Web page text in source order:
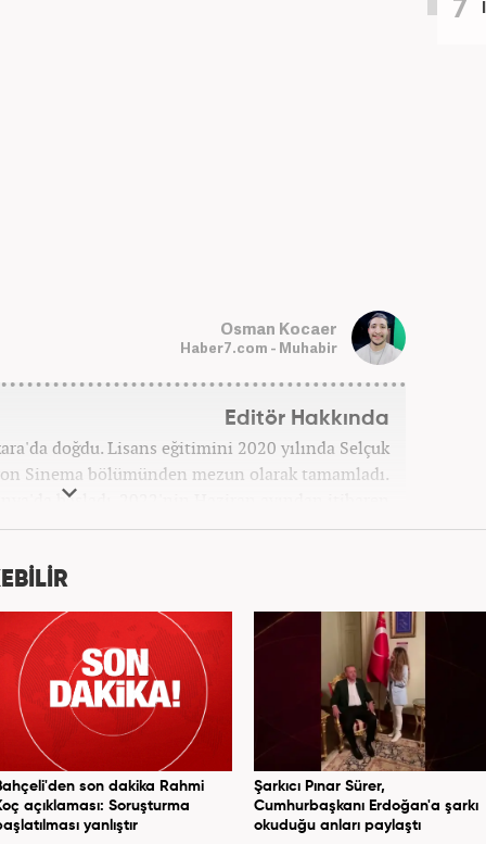
Osman Kocaer
Haber7.com - Muhabir
Editör Hakkında
doğdu. Lisans eğitimini 2020 yılında Selçuk
Sinema bölümünden mezun olarak tamamladı.
başladı. 2022'nin Haziran ayından itibaren
mesleki hayatına devam etmektedir.
son dakika Rahmi
açıklaması: Soruşturma
yanlıştır
Şarkıcı Pınar Sürer,
Cumhurbaşkanı Erdoğan'a şarkı
okuduğu anları paylaştı